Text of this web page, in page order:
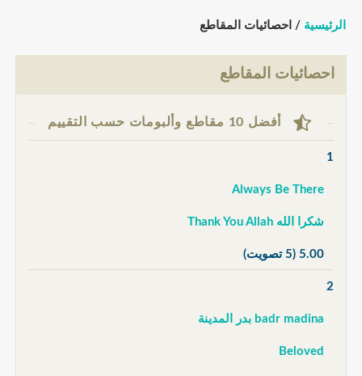
الرئيسية / احصائيات المقاطع
احصائيات المقاطع
أفضل 10 مقاطع وألبومات حسب التقييم
1
Always Be There
شكرا الله Thank You Allah
5.00 (5 تصويت)
2
badr madina بدر المدينة
Beloved